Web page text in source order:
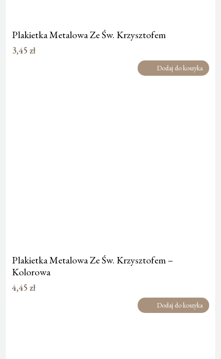
Plakietka Metalowa Ze Św. Krzysztofem
3,45 zł
Dodaj do koszyka
Plakietka Metalowa Ze Św. Krzysztofem –
Kolorowa
4,45 zł
Dodaj do koszyka